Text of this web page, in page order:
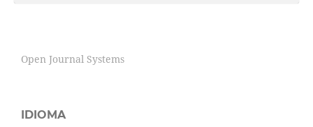
Open Journal Systems
IDIOMA